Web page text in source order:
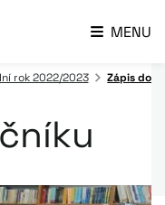
MENU
rok 2022/2023 Zápis do